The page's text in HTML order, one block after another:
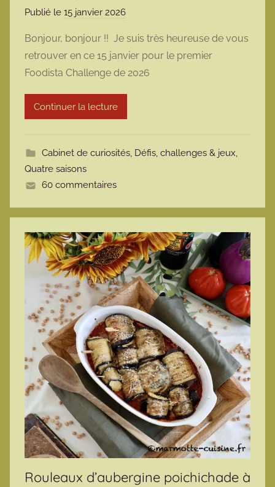
Publié le 15 janvier 2026
r
m
a
r
t
Bonjour, bonjour !! Je suis très heureuse de vous
retrouver en ce 15 janvier pour le premier
Foodista Challenge de 2026
Continuer la lecture
Cabinet de curiosités, Défis, challenges & jeux,
Quatre saisons
60 commentaires
Rouleaux d’aubergine poichichade à